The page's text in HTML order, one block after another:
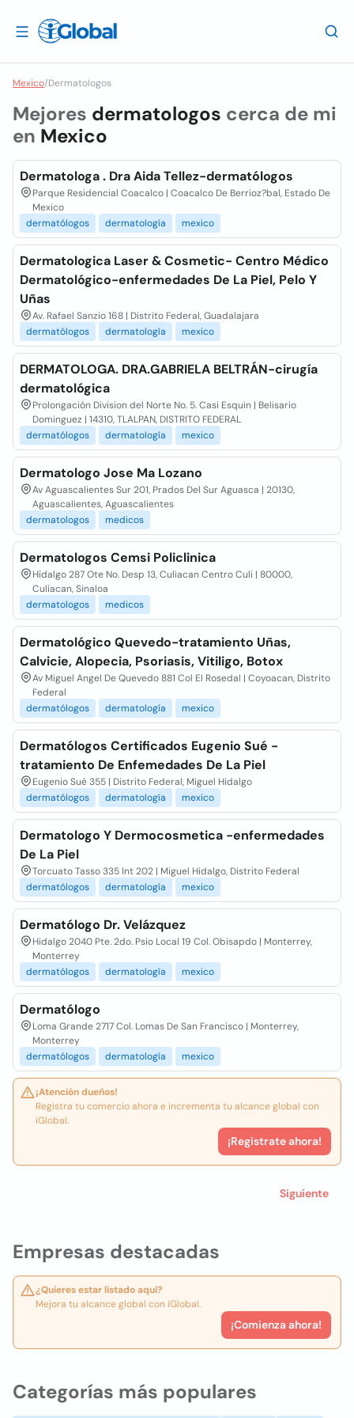
Mexico/Dermatologos
Empresas destacadas
¿Quieres estar listado aquí?
Mejora tu alcance global con iGlobal.
¡Comienza ahora!
Mejores dermatologos cerca de mi
en Mexico
Dermatologa . Dra Aida Tellez-dermatólogos
Parque Residencial Coacalco | Coacalco De Berrioz?bal, Estado De
Mexico
dermatólogos
dermatología mexico
Dermatologica Laser & Cosmetic- Centro Médico
Dermatológico-enfermedades De La Piel, Pelo Y
Uñas
Av. Rafael Sanzio 168 | Distrito Federal, Guadalajara
dermatólogos
dermatología mexico
DERMATOLOGA. DRA.GABRIELA BELTRÁN-cirugía
dermatológica
Prolongación Division del Norte No. 5. Casi Esquin | Belisario
Dominguez | 14310, TLALPAN, DISTRITO FEDERAL
dermatólogos
dermatología mexico
Dermatologo Jose Ma Lozano
Av Aguascalientes Sur 201, Prados Del Sur Aguasca | 20130,
Aguascalientes, Aguascalientes
dermatologos
medicos
Dermatologos Cemsi Policlinica
Hidalgo 287 Ote No. Desp 13, Culiacan Centro Culi | 80000,
Culiacan, Sinaloa
dermatologos
medicos
Dermatológico Quevedo-tratamiento Uñas,
Calvicie, Alopecia, Psoriasis, Vitiligo, Botox
Av Miguel Angel De Quevedo 881 Col El Rosedal | Coyoacan, Distrito
Federal
dermatólogos
dermatología mexico
Dermatólogos Certificados Eugenio Sué -
tratamiento De Enfemedades De La Piel
Eugenio Sué 355 | Distrito Federal, Miguel Hidalgo
dermatólogos
dermatología mexico
Dermatologo Y Dermocosmetica -enfermedades
De La Piel
Torcuato Tasso 335 Int 202 | Miguel Hidalgo, Distrito Federal
dermatólogos
dermatología mexico
Dermatólogo Dr. Velázquez
Hidalgo 2040 Pte. 2do. Psio Local 19 Col. Obisapdo | Monterrey,
Monterrey
dermatólogos
dermatología mexico
Dermatólogo
Loma Grande 2717 Col. Lomas De San Francisco | Monterrey,
Monterrey
dermatólogos
dermatología mexico
¡Atención dueños!
Registra tu comercio ahora e incrementa tu alcance global con
iGlobal.
¡Registrate ahora!
Siguiente
Categorías más populares